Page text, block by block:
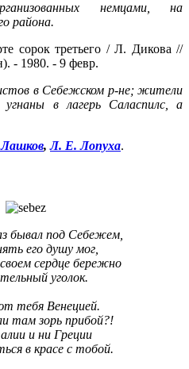
немцами, на
района.
сорок третьего / Л. Дикова //
- 1980. - 9 февр.
в Себежском р-не; жители
угнаны в лагерь Саласпилс, а
,Л. Е. Лопуха.
бывал под Себежем,
его душу мог,
сердце бережно
уголок.
тебя Венецией.
там зорь прибой?!
и ни Греции
в красе с тобой.